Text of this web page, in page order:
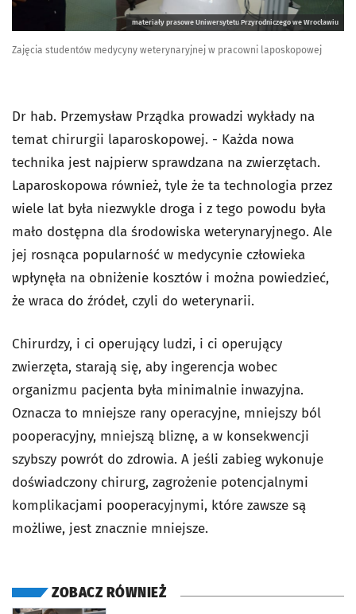
materiały prasowe Uniwersytetu Przyrodniczego we Wrocławiu
Zajęcia studentów medycyny weterynaryjnej w pracowni laposkopowej
Dr hab. Przemysław Prządka prowadzi wykłady na
temat chirurgii laparoskopowej. - Każda nowa
technika jest najpierw sprawdzana na zwierzętach.
Laparoskopowa również, tyle że ta technologia przez
wiele lat była niezwykle droga i z tego powodu była
mało dostępna dla środowiska weterynaryjnego. Ale
jej rosnąca popularność w medycynie człowieka
wpłynęła na obniżenie kosztów i można powiedzieć,
że wraca do źródeł, czyli do weterynarii.
Chirurdzy, i ci operujący ludzi, i ci operujący
zwierzęta, starają się, aby ingerencja wobec
organizmu pacjenta była minimalnie inwazyjna.
Oznacza to mniejsze rany operacyjne, mniejszy ból
pooperacyjny, mniejszą bliznę, a w konsekwencji
szybszy powrót do zdrowia. A jeśli zabieg wykonuje
doświadczony chirurg, zagrożenie potencjalnymi
komplikacjami pooperacyjnymi, które zawsze są
możliwe, jest znacznie mniejsze.
ZOBACZ RÓWNIEŻ